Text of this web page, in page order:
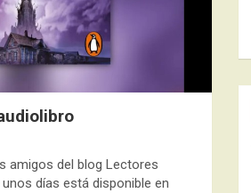
amigos del blog Lectores
días está disponible en